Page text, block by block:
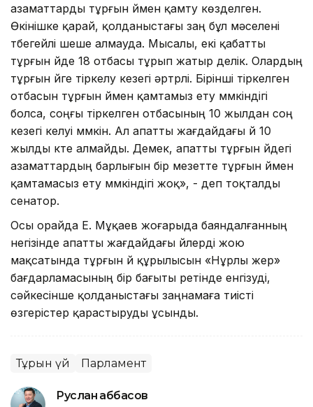
азаматтарды тұрғын үймен қамту көзделген.
Өкінішке қарай, қолданыстағы заң бұл мәселені
түбегейлі шеше алмауда. Мысалы, екі қабатты
тұрғын үйде 18 отбасы тұрып жатыр делік. Олардың
тұрғын үйге тіркелу кезегі әртүрлі. Бірінші тіркелген
отбасын тұрғын үймен қамтамыз ету мүмкіндігі
болса, соңғы тіркелген отбасының 10 жылдан соң
кезегі келуі мүмкін. Ал апатты жағдайдағы үй 10
жылды күте алмайды. Демек, апатты тұрғын үйдегі
азаматтардың барлығын бір мезетте тұрғын үймен
қамтамасыз ету мүмкіндігі жоқ», - деп тоқталды
сенатор.
Осы орайда Е. Мұқаев жоғарыда баяндалғанның
негізінде апатты жағдайдағы үйлерді жою
мақсатында тұрғын үй құрылысын «Нұрлы жер»
бағдарламасының бір бағыты ретінде енгізуді,
сәйкесінше қолданыстағы заңнамаға тиісті
өзгерістер қарастыруды ұсынды.
Тұрғын үй Парламент
Руслан Ғаббасов